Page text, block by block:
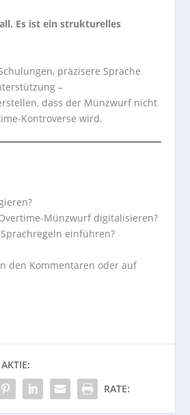
Es ist ein strukturelles
präzisere Sprache
–
dass der Münzwurf nicht
Kontroverse wird.
Münzwurf digitalisieren?
einführen?
den Kommentaren oder auf
AKTIE:
RATE: